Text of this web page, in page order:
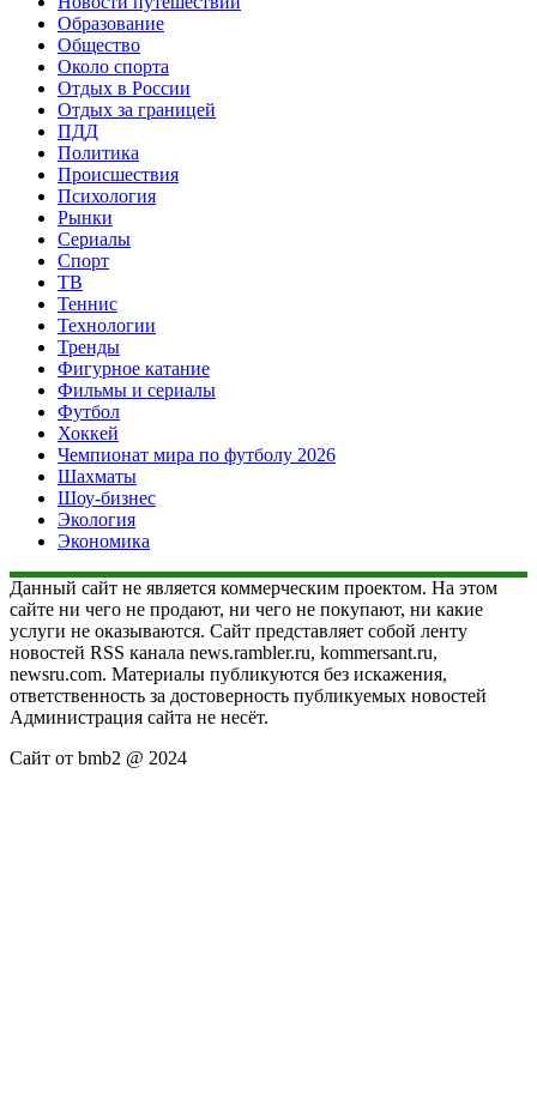
Образование
Общество
Около спорта
Отдых в России
Отдых за границей
ПДД
Политика
Происшествия
Психология
Рынки
Сериалы
Спорт
ТВ
Теннис
Технологии
Тренды
Фигурное катание
Фильмы и сериалы
Футбол
Хоккей
Чемпионат мира по футболу 2026
Шахматы
Шоу-бизнес
Экология
Экономика
Данный сайт не является коммерческим проектом. На этом
сайте ни чего не продают, ни чего не покупают, ни какие
услуги не оказываются. Сайт представляет собой ленту
новостей RSS канала news.rambler.ru, kommersant.ru,
newsru.com. Материалы публикуются без искажения,
ответственность за достоверность публикуемых новостей
Администрация сайта не несёт.
Сайт от bmb2 @ 2024